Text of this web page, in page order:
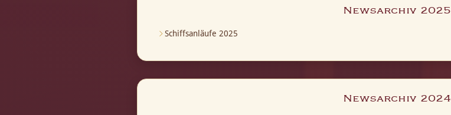
Newsarchiv 2025
Schiffsanläufe 2025
Newsarchiv 2024